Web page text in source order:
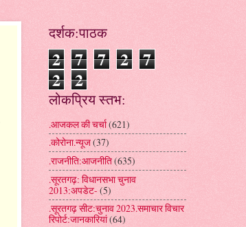
दर्शक:पाठक
2 7 7 2 7
2 2
लोकप्रिय स्तभ:
.आजकल की चर्चा(621)
.कोरोना.न्यूज(37)
.राजनीति:आजनीति(635)
.सूरतगढ़: विधानसभा चुनाव
2013:अपडेट- (5)
.सूरतगढ़ सीट:चुनाव 2023.समाचार विचार
रिपोर्ट:जानकारियां(64)